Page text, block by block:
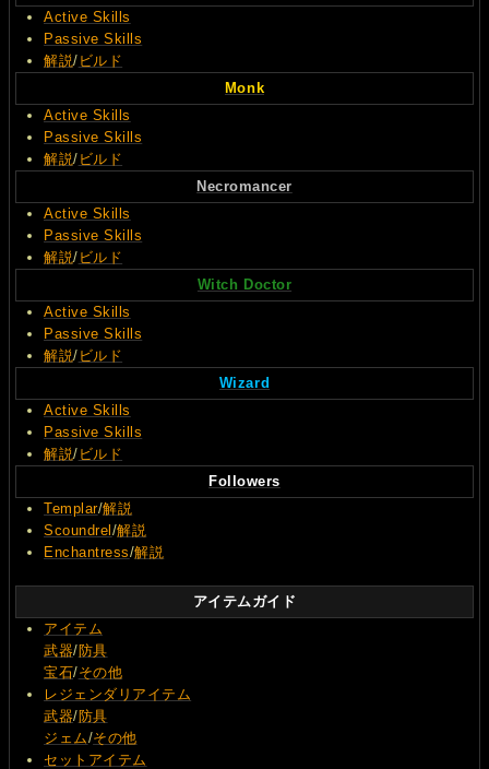
Active Skills
Passive Skills
解説/ ビルド
Monk
Active Skills
Passive Skills
解説/ ビルド
Necromancer
Active Skills
Passive Skills
解説/ ビルド
Witch Doctor
Active Skills
Passive Skills
解説/ ビルド
Wizard
Active Skills
Passive Skills
解説/ ビルド
Followers
Templar/解説
Scoundrel /解説
Enchantress/解説
アイテムガイド
アイテム
武器/防具
宝石/その他
レジェンダリアイテム
武器/防具
ジェム/その他
セットアイテム